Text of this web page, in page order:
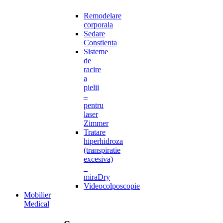
Remodelare
corporala
Sedare
Constienta
Sisteme
de
racire
a
pielii
–
pentru
laser
Zimmer
Tratare
hiperhidroza
(transpiratie
excesiva)
–
miraDry
Videocolposcopie
Mobilier
Medical